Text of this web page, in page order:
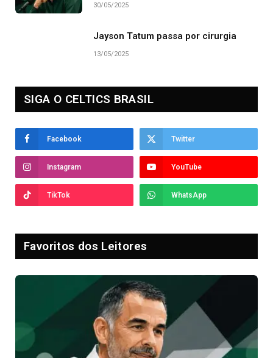
30/05/2025
Jayson Tatum passa por cirurgia
13/05/2025
SIGA O CELTICS BRASIL
Facebook Twitter
Instagram YouTube
TikTok WhatsApp
Favoritos dos Leitores